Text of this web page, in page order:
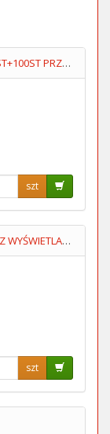
MODUŁ TERMOMETRU LCD Z SONDĄ -50ST+100ST PRZEWÓD 5M
szt
CZUJNIK TLENKU WĘGLA/CZADU/DCA004 Z WYŚWIETLACZEM 2XAA LUMIO
szt